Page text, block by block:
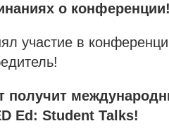
о конференции!
участие в
получит
Ed: Student Talks!